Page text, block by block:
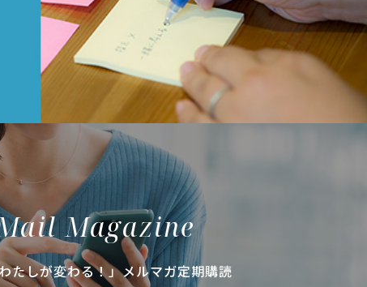
Magazine
たしが変わる！」メルマガ定期購読